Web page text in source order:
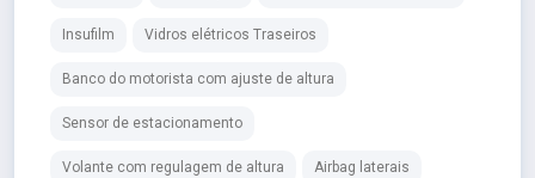
Insufilm Vidros elétricos Traseiros
Banco do motorista com ajuste de altura
Sensor de estacionamento
Volante com regulagem de altura Airbag laterais